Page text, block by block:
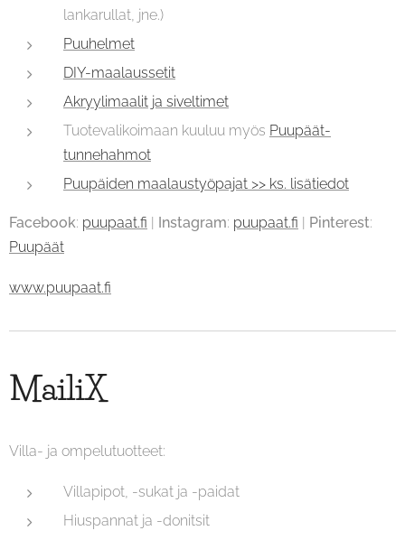
lankarullat, jne.)
Puuhelmet
DIY-maalaussetit
Akryylimaalit ja siveltimet
Tuotevalikoimaan kuuluu myös Puupäät-
tunnehahmot
Puupäiden maalaustyöpajat >> ks. lisätiedot
Facebook: puupaat.fi | Instagram: puupaat.fi | Pinterest:
Puupäät
www.puupaat.fi
MailiX
Villa- ja ompelutuotteet:
Villapipot, -sukat ja -paidat
Hiuspannat ja -donitsit